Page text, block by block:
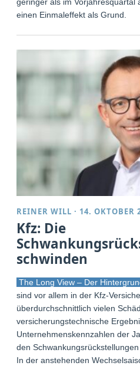
einen Einmaleffekt als Grund.
REINER WILL · 14. OKTOBER
Kfz: Die
schwinden
The Long View – Der
sind vor allem in der Kfz-
überdurchschnittlich vielen
versicherungstechnische
Unternehmenskennzahlen der
den
In der anstehenden